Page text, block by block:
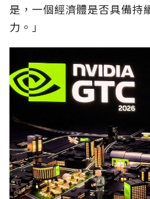
是，一個經濟體是否具備持
力。」